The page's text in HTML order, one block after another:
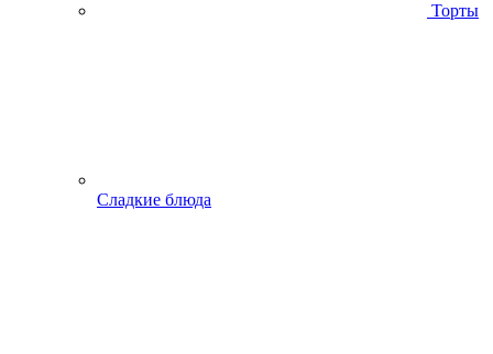
Торты
Сладкие блюда